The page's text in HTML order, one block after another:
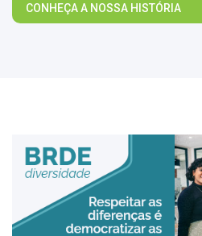
CONHEÇA A NOSSA HISTÓRIA